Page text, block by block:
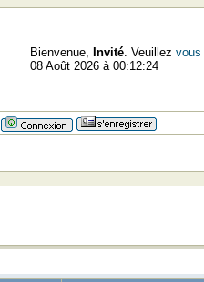
Bienvenue, Invité. Veuillez vous
08 Août 2026 à 00:12:24